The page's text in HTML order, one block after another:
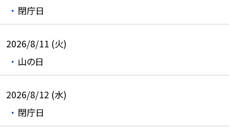
閉庁日
2026/8/11 (火)
山の日
2026/8/12 (水)
閉庁日